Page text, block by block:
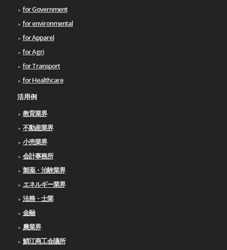
for Government
for environmental
for Apparel
for Agri
for Transport
for Healthcare
活用例
教育業界
不動産業界
小売業界
会計事務所
製薬・治験業界
エネルギー業界
法務・士業
金融
農業界
鯖江商工会議所